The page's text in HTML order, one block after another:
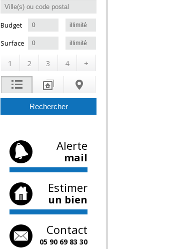
Budget
Surface
1 2 3 4 +
Alerte
mail
Estimer
un bien
Contact
05 90 69 83 30